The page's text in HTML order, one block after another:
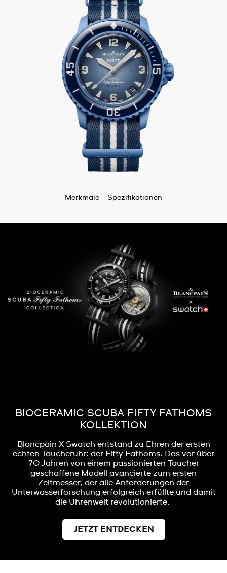
Merkmale Spezifikationen
BIOCERAMIC SCUBA FIFTY FATHOMS
KOLLEKTION
Blancpain X Swatch entstand zu Ehren der ersten
echten Taucheruhr: der Fifty Fathoms. Das vor über
70 Jahren von einem passionierten Taucher
geschaffene Modell avancierte zum ersten
Zeitmesser, der alle Anforderungen der
Unterwasserforschung erfolgreich erfüllte und damit
die Uhrenwelt revolutionierte.
JETZT ENTDECKEN